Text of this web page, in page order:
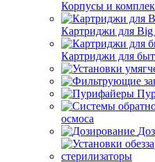
Корпусы и
Картриджи для
Картриджи для
осмоса